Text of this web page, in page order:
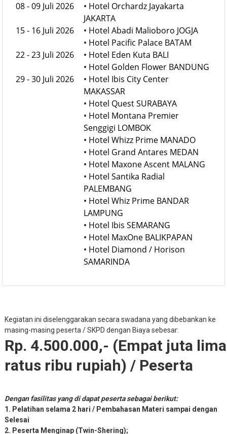
08 - 09 Juli 2026
15 - 16 Juli 2026
22 - 23 Juli 2026
29 - 30 Juli 2026
• Hotel Orchardz Jayakarta
JAKARTA
• Hotel Abadi Malioboro JOGJA
• Hotel Pacific Palace BATAM
• Hotel Eden Kuta BALI
• Hotel Golden Flower BANDUNG
• Hotel Ibis City Center
MAKASSAR
• Hotel Quest SURABAYA
• Hotel Montana Premier
Senggigi LOMBOK
• Hotel Whizz Prime MANADO
• Hotel Grand Antares MEDAN
• Hotel Maxone Ascent MALANG
• Hotel Santika Radial
PALEMBANG
• Hotel Whiz Prime BANDAR
LAMPUNG
• Hotel Ibis SEMARANG
• Hotel MaxOne BALIKPAPAN
• Hotel Diamond / Horison
SAMARINDA
Kegiatan ini diselenggarakan secara swadana yang dibebankan ke
masing-masing peserta / SKPD dengan Biaya sebesar:
Rp. 4.500.000,- (Empat juta lima
ratus ribu rupiah) / Peserta
Dengan fasilitas yang di dapat peserta sebagai berikut:
1. Pelatihan selama 2 hari / Pembahasan Materi sampai dengan
Selesai
2. Peserta Menginap (Twin-Shering);